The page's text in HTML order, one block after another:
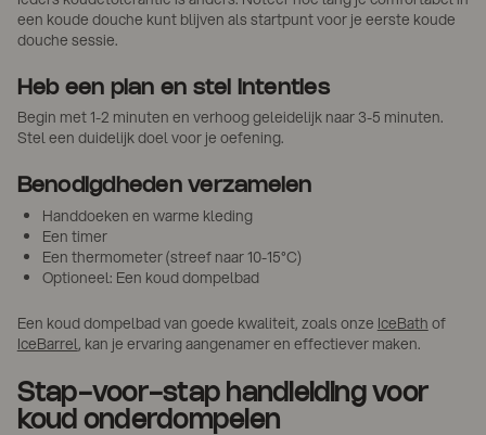
een koude douche kunt blijven als startpunt voor je eerste koude
douche sessie.
Heb een plan en stel intenties
Begin met 1-2 minuten en verhoog geleidelijk naar 3-5 minuten.
Stel een duidelijk doel voor je oefening.
Benodigdheden verzamelen
Handdoeken en warme kleding
Een timer
Een thermometer (streef naar 10-15°C)
Optioneel: Een koud dompelbad
Een koud dompelbad van goede kwaliteit, zoals onze IceBath of
IceBarrel, kan je ervaring aangenamer en effectiever maken.
Stap-voor-stap handleiding voor
koud onderdompelen